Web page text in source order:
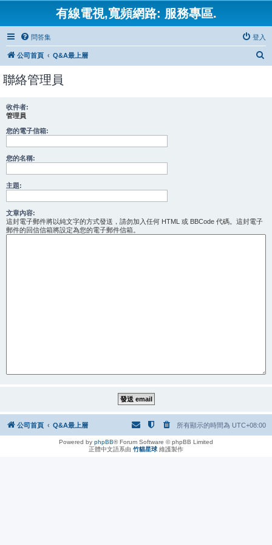
有線電視,寬頻網路: 服務專區.
問答集 登入
公司首頁 Q&A最上層
聯絡管理員
收件者:
管理員
您的電子信箱:
您的名稱:
主題:
文章內容:
這封電子郵件將以純文字的方式發送，請勿加入任何 HTML 或 BBCode 代碼。這封電子
郵件的回信信箱將設定為您的電子郵件信箱。
公司首頁 Q&A最上層 所有顯示的時間為 UTC+08:00
Powered by phpBB® Forum Software © phpBB Limited
正體中文語系由 竹貓星球 維護製作